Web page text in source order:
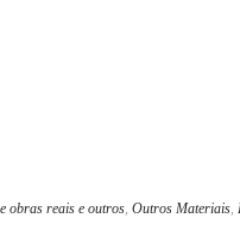
obras reais e outros, Outros Materiais,